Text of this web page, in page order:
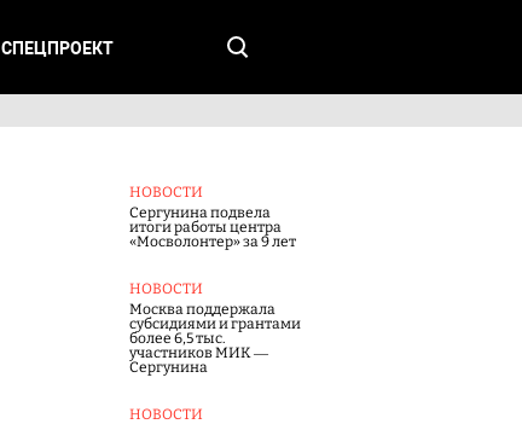
СПЕЦПРОЕКТ
НОВОСТИ
Сергунина подвела
итоги работы центра
«Мосволонтер» за 9 лет
НОВОСТИ
Москва поддержала
субсидиями и грантами
более 6,5 тыс.
участников МИК —
Сергунина
НОВОСТИ